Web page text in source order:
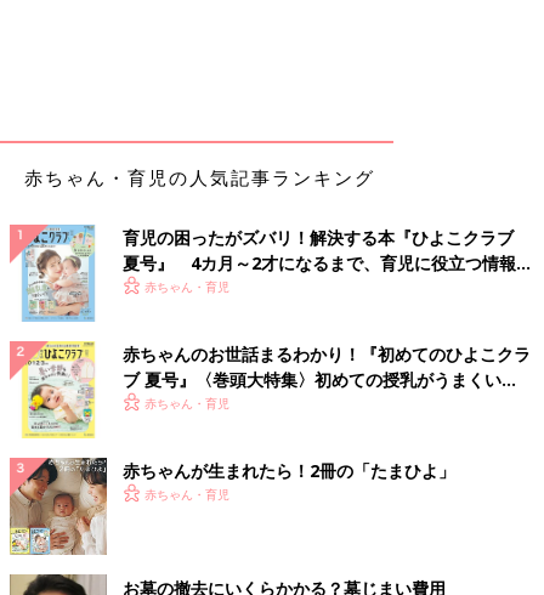
赤ちゃん・育児の人気記事ランキング
育児の困ったがズバリ！解決する本『ひよこクラブ
夏号』 4カ月～2才になるまで、育児に役立つ情報が
いっぱい！
赤ちゃん・育児
赤ちゃんのお世話まるわかり！『初めてのひよこクラ
ブ 夏号』〈巻頭大特集〉初めての授乳がうまくい
く！ おっぱい・ミルクの基本と夏のトラブル 解決テ
赤ちゃん・育児
赤ちゃんが生まれたら！2冊の「たまひよ」
赤ちゃん・育児
お墓の撤去にいくらかかる？墓じまい費用